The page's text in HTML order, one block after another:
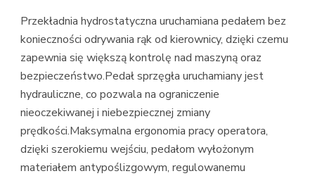
Przekładnia hydrostatyczna uruchamiana pedałem bez
konieczności odrywania rąk od kierownicy, dzięki czemu
zapewnia się większą kontrolę nad maszyną oraz
bezpieczeństwo.Pedał sprzęgła uruchamiany jest
hydrauliczne, co pozwala na ograniczenie
nieoczekiwanej i niebezpiecznej zmiany
prędkości.Maksymalna ergonomia pracy operatora,
dzięki szerokiemu wejściu, pedałom wyłożonym
materiałem antypoślizgowym, regulowanemu